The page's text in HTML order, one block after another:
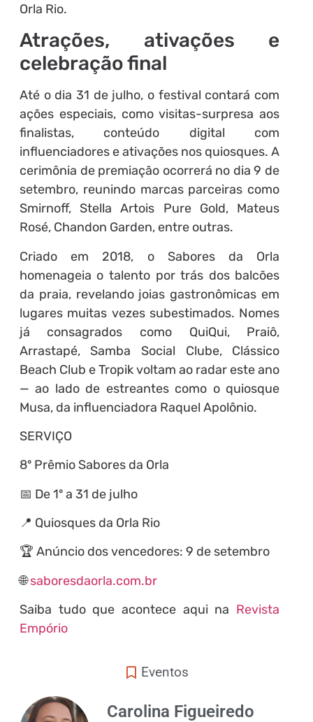
Orla Rio.
Atrações, ativações e
celebração final
Até o dia 31 de julho, o festival contará com
ações especiais, como visitas-surpresa aos
finalistas, conteúdo digital com
influenciadores e ativações nos quiosques. A
cerimônia de premiação ocorrerá no dia 9 de
setembro, reunindo marcas parceiras como
Smirnoff, Stella Artois Pure Gold, Mateus
Rosé, Chandon Garden, entre outras.
Criado em 2018, o Sabores da Orla
homenageia o talento por trás dos balcões
da praia, revelando joias gastronômicas em
lugares muitas vezes subestimados. Nomes
já consagrados como QuiQui, Praiô,
Arrastapé, Samba Social Clube, Clássico
Beach Club e Tropik voltam ao radar este ano
— ao lado de estreantes como o quiosque
Musa, da influenciadora Raquel Apolônio.
SERVIÇO
8º Prêmio Sabores da Orla
📅 De 1º a 31 de julho
📍 Quiosques da Orla Rio
🏆 Anúncio dos vencedores: 9 de setembro
🌐saboresdaorla.com.br
Saiba tudo que acontece aqui na Revista
Empório
Eventos
Carolina Figueiredo